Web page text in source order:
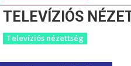
TELEVÍZIÓS
Televíziós nézettség